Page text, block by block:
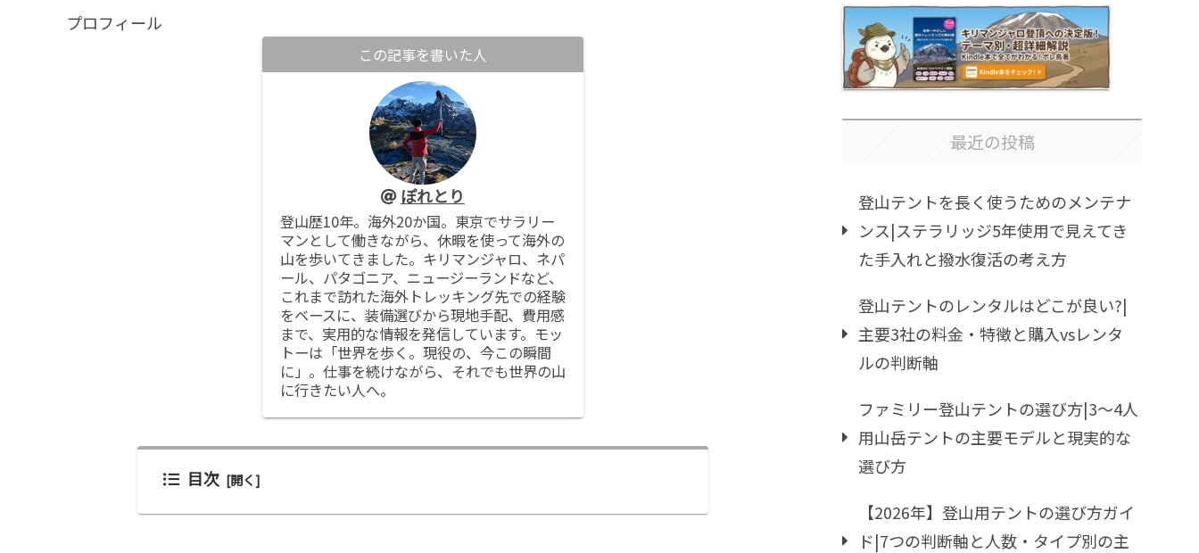
プロフィール
この記事を書いた人
ぽれとり
登山歴10年。海外20か国。東京でサラリー
マンとして働きながら、休暇を使って海外の
山を歩いてきました。キリマンジャロ、ネパ
ール、パタゴニア、ニュージーランドなど、
これまで訪れた海外トレッキング先での経験
をベースに、装備選びから現地手配、費用感
まで、実用的な情報を発信しています。モッ
トーは「世界を歩く。現役の、今この瞬間
に」。仕事を続けながら、それでも世界の山
に行きたい人へ。
目次
最近の投稿
登山テントを長く使うためのメンテナ
ンス|ステラリッジ5年使用で見えてき
た手入れと撥水復活の考え方
登山テントのレンタルはどこが良い?|
主要3社の料金・特徴と購入vsレンタ
ルの判断軸
ファミリー登山テントの選び方|3〜4人
用山岳テントの主要モデルと現実的な
選び方
【2026年】登山用テントの選び方ガイ
ド|7つの判断軸と人数・タイプ別の主